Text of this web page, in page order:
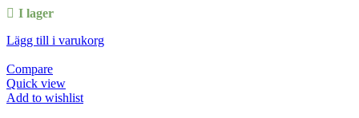
I lager
Lägg till i varukorg
Compare
Quick view
Add to wishlist